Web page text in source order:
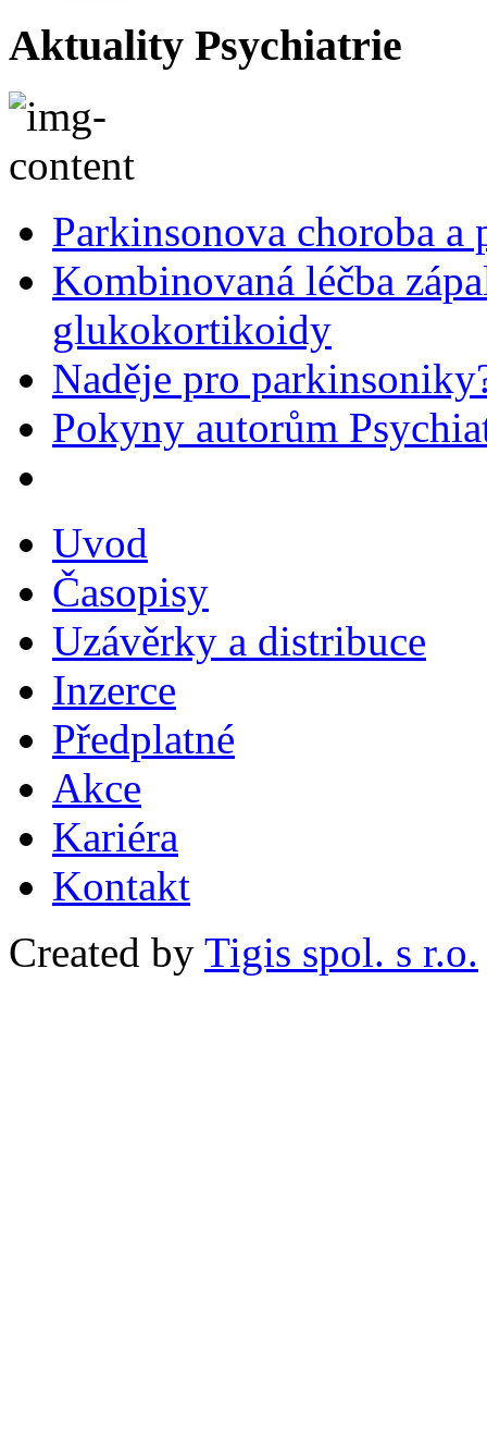
Aktuality Psychiatrie
Parkinsonova choroba a
Kombinovaná léčba
glukokortikoidy
Naděje pro
Pokyny autorům
Uvod
Časopisy
Uzávěrky a distribuce
Inzerce
Předplatné
Akce
Kariéra
Kontakt
Created by Tigis spol. s r.o.